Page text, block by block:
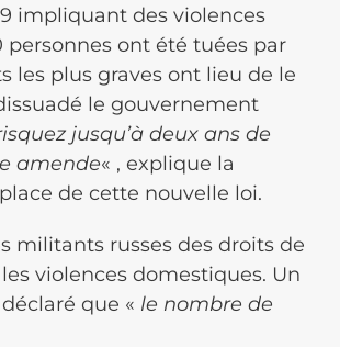
impliquant des violences
ont été tuées par
les plus graves ont lieu de le
le gouvernement
jusqu’à deux ans de
amende« , explique la
de cette nouvelle loi.
militants russes des droits de
violences domestiques. Un
que « le nombre de